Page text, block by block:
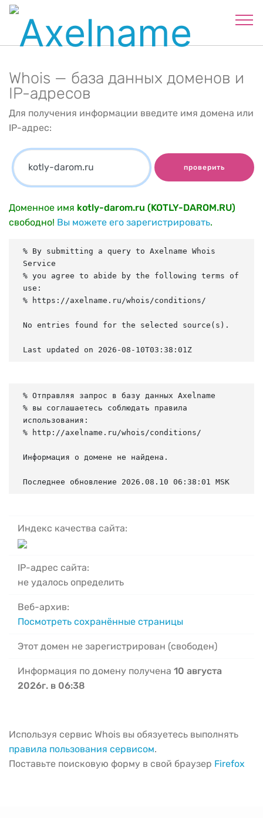
Whois — база данных доменов и
IP-адресов
Для получения информации введите имя домена или
IP-адрес:
проверить
Доменное имя kotly-darom.ru (KOTLY-DAROM.RU)
свободно! Вы можете его зарегистрировать.
% By submitting a query to Axelname Whois
Service
% you agree to abide by the following terms of
use:
% https://axelname.ru/whois/conditions/
No entries found for the selected source(s).
Last updated on 2026-08-10T03:38:01Z
% Отправляя запрос в базу данных Axelname
% вы соглашаетесь соблюдать правила
использования:
% http://axelname.ru/whois/conditions/
Информация о домене не найдена.
Последнее обновление 2026.08.10 06:38:01 MSK
Индекс качества сайта:
IP-адрес сайта:
не удалось определить
Веб-архив:
Посмотреть сохранённые страницы
Этот домен не зарегистрирован (свободен)
Информация по домену получена 10 августа
2026г. в 06:38
Используя сервис Whois вы обязуетесь выполнять
правила пользования сервисом.
Поставьте поисковую форму в свой браузер Firefox